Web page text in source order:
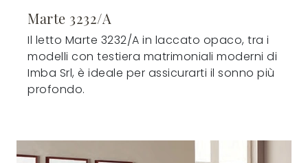
Marte 3232/A
Il letto Marte 3232/A in laccato opaco, tra i
modelli con testiera matrimoniali moderni di
Imba Srl, è ideale per assicurarti il sonno più
profondo.